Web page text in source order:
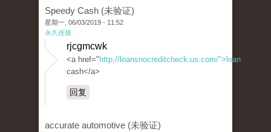
Speedy Cash (未验证)
星期一, 06/03/2019 - 11:52
永久连接
rjcgmcwk
<a href=" http://loansnocreditcheck.us.com/">loan
cash</a>
回复
accurate automotive (未验证)